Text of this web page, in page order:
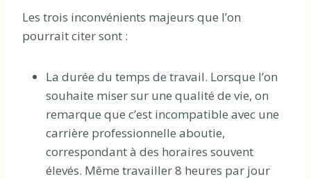
Les trois inconvénients majeurs que l’on
pourrait citer sont :
La durée du temps de travail. Lorsque l’on
souhaite miser sur une qualité de vie, on
remarque que c’est incompatible avec une
carrière professionnelle aboutie,
correspondant à des horaires souvent
élevés. Même travailler 8 heures par jour